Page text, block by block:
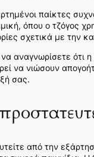
παίκτες
όπου ο τζόγος
σχετικά με την
να αναγνωρίσετε ότι
να νιώσουν
σας.
από την